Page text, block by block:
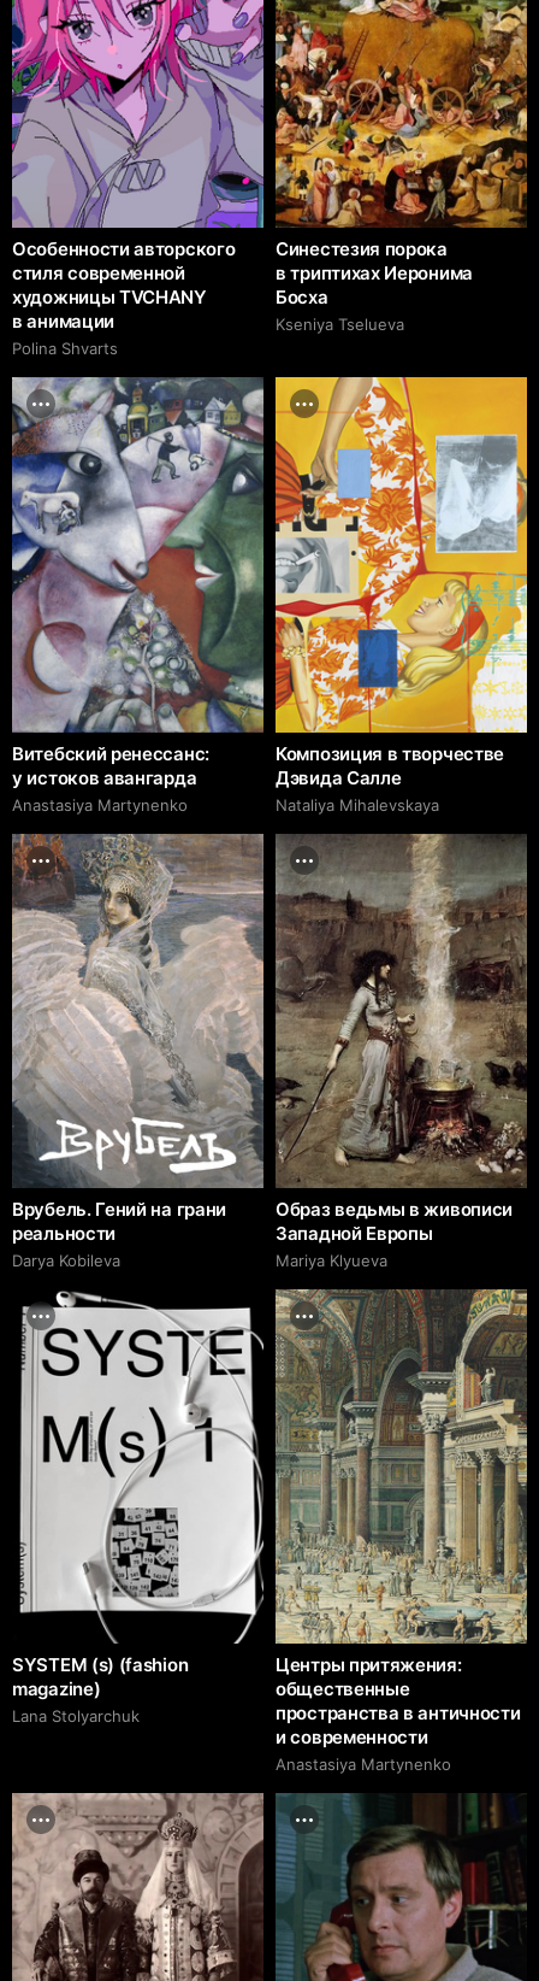
Особенности авторского
стиля современной
художницы TVCHANY
в анимации
Polina Shvarts
Синестезия порока
в триптихах Иеронима
Босха
Kseniya Tselueva
Витебский ренессанс:
у истоков авангарда
Anastasiya Martynenko
Композиция в творчестве
Дэвида Салле
Nataliya Mihalevskaya
Врубель. Гений на грани
реальности
Darya Kobileva
Образ ведьмы в живописи
Западной Европы
Mariya Klyueva
SYSTEM (s) (fashion
magazine)
Lana Stolyarchuk
Центры притяжения:
общественные
пространства в античности
и современности
Anastasiya Martynenko